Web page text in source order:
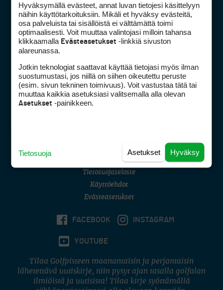
Golfpiste mediakortti
Golfpisteen yhteystiedot
DSA avoimuusraportti
Asiakaspalvelu
(digi) digi@otavamedia.fi
Tietosuojaseloste
Käyttöehdot
Evästeasetukset
FACEBOOK INSTAGRAM
YOUTUBE
Tilaa Golfpisteen maanantaisin ja perjantaisin
lähetettävä uutiskirje, niin pysyt ajan tasalla golfalan
ilmiöistä ja uutisista! Tilaa kirje syöttämällä
Hyväksymällä evästeet, annat luvan tietojesi käsittelyyn
näihin käyttötarkoituksiin. Mikäli et hyväksy evästeitä,
osa palveluista tai sisällöistä ei välttämättä toimi
optimaalisesti. Voit muuttaa valintojasi milloin tahansa
klikkaamalla Evästeasetukset -linkkiä sivuston
alareunassa.
Jotkin teknologiat saattavat käyttää tietojasi myös ilman
suostumustasi, jos niillä on siihen oikeutettu peruste
(esim. sivun tekninen toimivuus). Voit vastustaa tätä tai
muuttaa kaikkia asetuksiasi valitsemalla alla olevan
Asetukset -painikkeen.
Hyväksy
Asetukset
Tietosuoja